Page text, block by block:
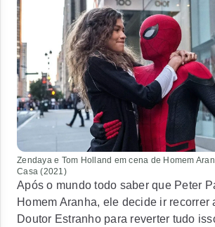
Zendaya e Tom Holland em cena de Homem
Casa (2021)
Após o mundo todo saber que Peter
Homem Aranha, ele decide ir recorrer
Doutor Estranho para reverter tudo